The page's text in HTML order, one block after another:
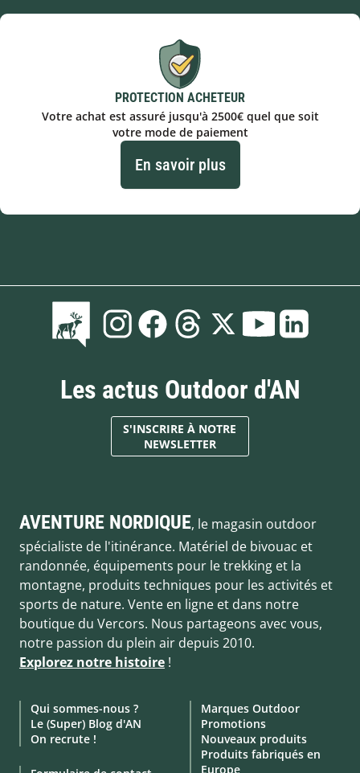
PROTECTION ACHETEUR
Votre achat est assuré jusqu'à 2500€ quel que soit
votre mode de paiement
En savoir plus
Les actus Outdoor d'AN
S'INSCRIRE À NOTRE
NEWSLETTER
AVENTURE NORDIQUE, le magasin outdoor
spécialiste de l'itinérance. Matériel de bivouac et
randonnée, équipements pour le trekking et la
montagne, produits techniques pour les activités et
sports de nature. Vente en ligne et dans notre
boutique du Vercors. Nous partageons avec vous,
notre passion du plein air depuis 2010.
Explorez notre histoire !
Qui sommes-nous ?
Le (Super) Blog d'AN
On recrute !
Marques Outdoor
Promotions
Nouveaux produits
Produits fabriqués en
Europe